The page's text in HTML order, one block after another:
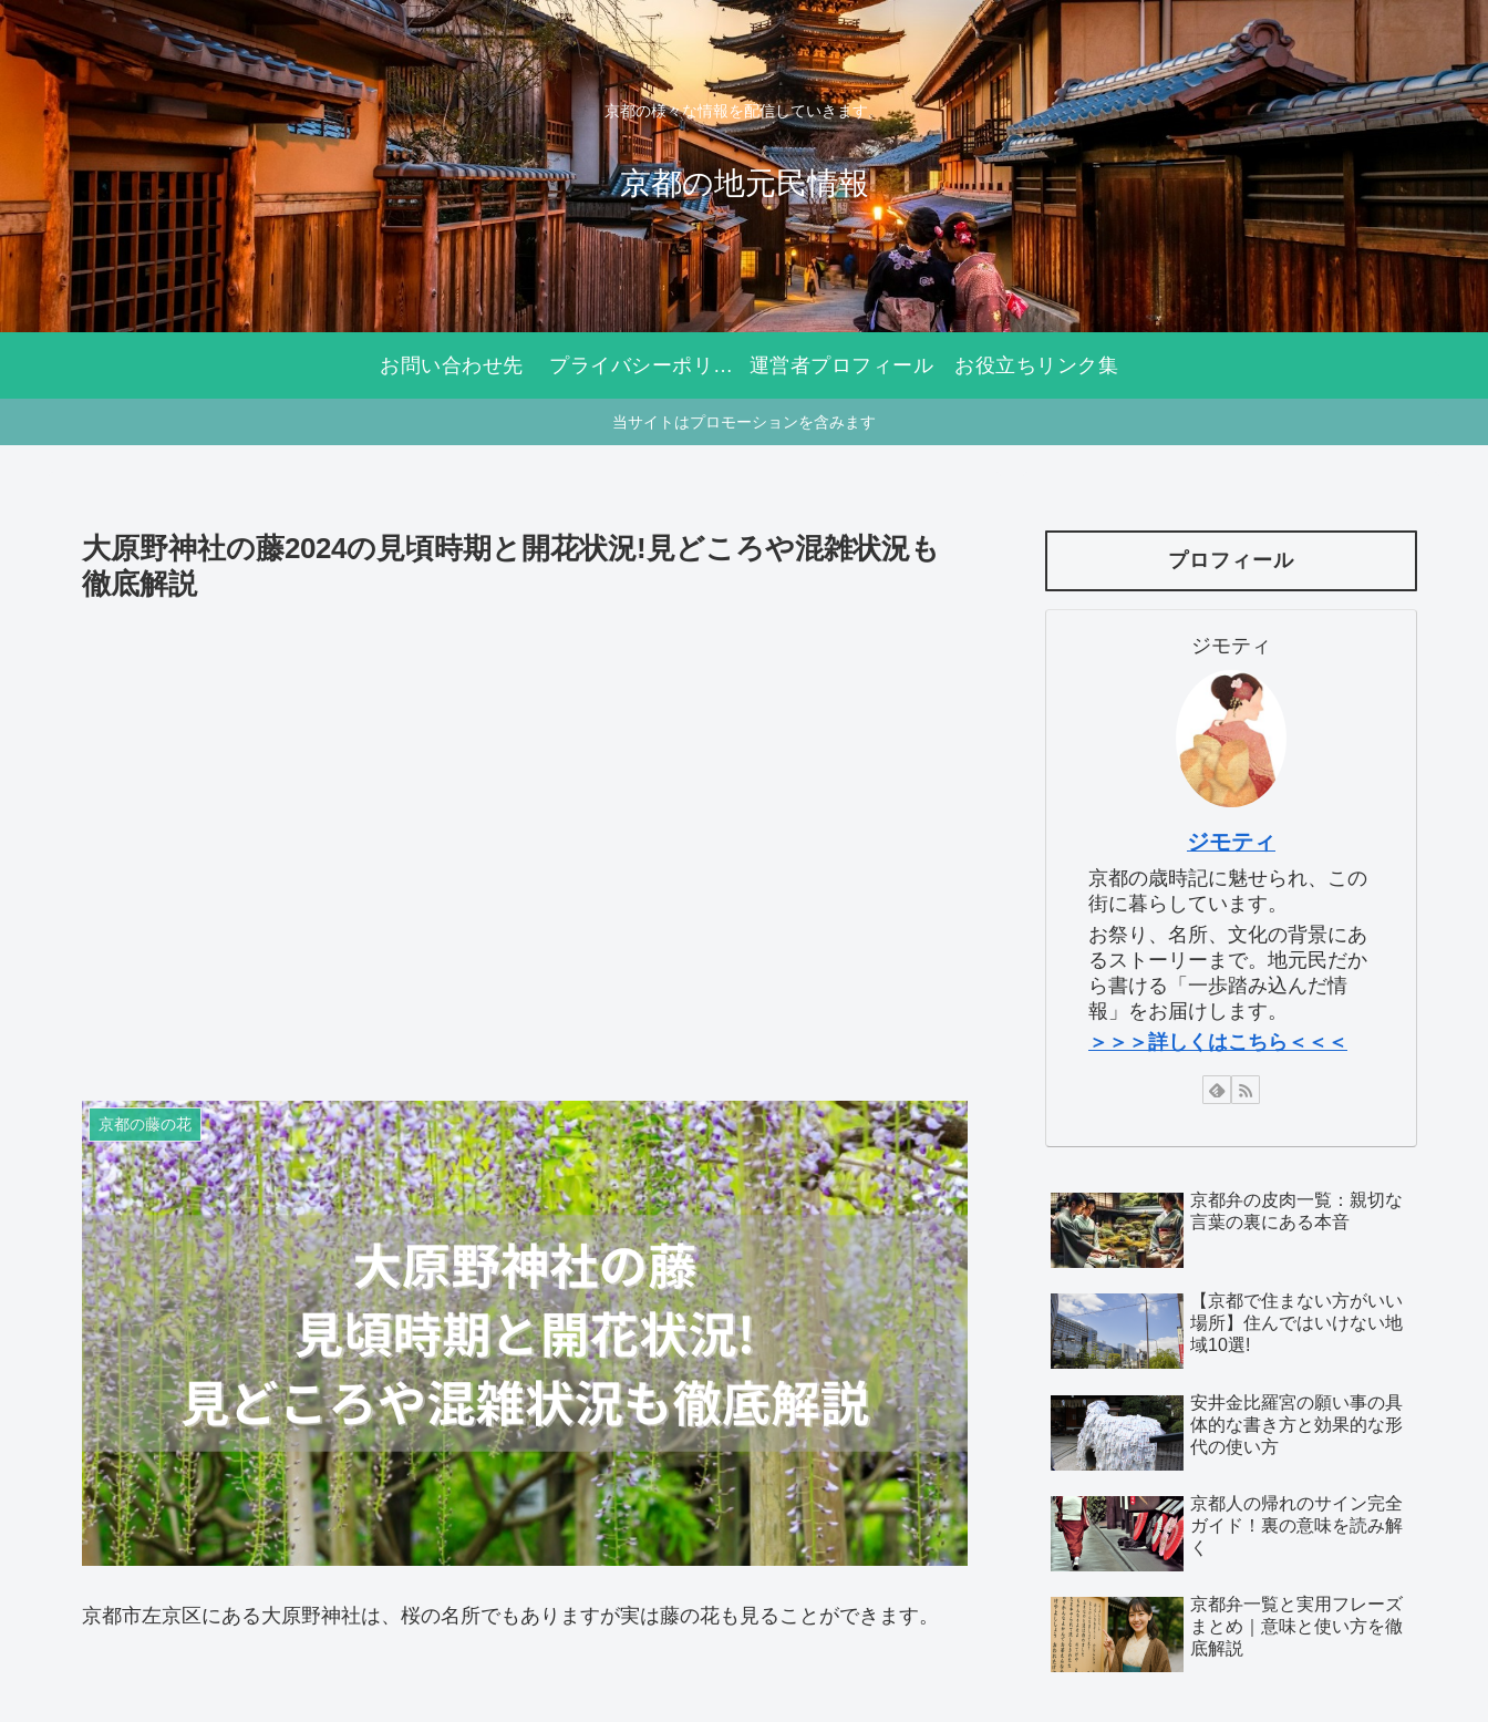
京都の様々な情報を配信していきます。
京都の地元民情報
お問い合わせ先 プライバシーポリシー 運営者プロフィール お役立ちリンク集
当サイトはプロモーションを含みます
大原野神社の藤2024の見頃時期と開花状況!見どころや混雑状況も
徹底解説
京都の藤の花
京都市左京区にある大原野神社は、桜の名所でもありますが実は藤の花も見ることができます。
プロフィール
ジモティ
ジモティ
京都の歳時記に魅せられ、この
街に暮らしています。
お祭り、名所、文化の背景にあ
るストーリーまで。地元民だか
ら書ける「一歩踏み込んだ情
報」をお届けします。
＞＞＞詳しくはこちら＜＜＜
京都弁の皮肉一覧：親切な
言葉の裏にある本音
【京都で住まない方がいい
場所】住んではいけない地
域10選!
安井金比羅宮の願い事の具
体的な書き方と効果的な形
代の使い方
京都人の帰れのサイン完全
ガイド！裏の意味を読み解
く
京都弁一覧と実用フレーズ
まとめ｜意味と使い方を徹
底解説